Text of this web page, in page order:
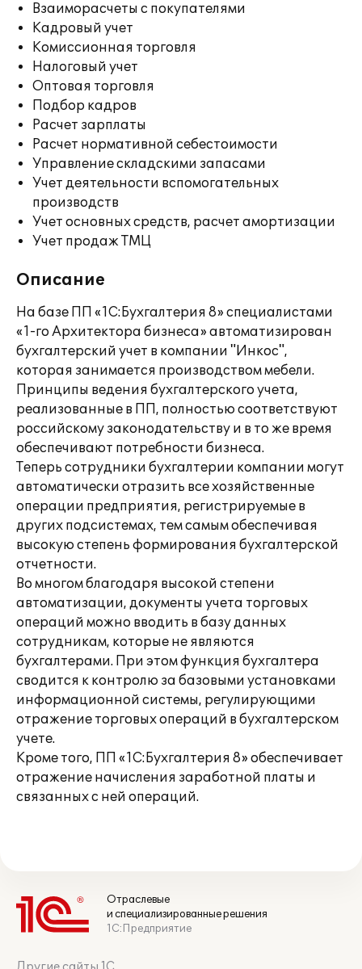
Взаиморасчеты с покупателями
Кадровый учет
Комиссионная торговля
Налоговый учет
Оптовая торговля
Подбор кадров
Расчет зарплаты
Расчет нормативной себестоимости
Управление складскими запасами
Учет деятельности вспомогательных
производств
Учет основных средств, расчет амортизации
Учет продаж ТМЦ
Описание
На базе ПП «1С:Бухгалтерия 8» специалистами
«1-го Архитектора бизнеса» автоматизирован
бухгалтерский учет в компании "Инкос",
которая занимается производством мебели.
Принципы ведения бухгалтерского учета,
реализованные в ПП, полностью соответствуют
российскому законодательству и в то же время
обеспечивают потребности бизнеса.
Теперь сотрудники бухгалтерии компании могут
автоматически отразить все хозяйственные
операции предприятия, регистрируемые в
других подсистемах, тем самым обеспечивая
высокую степень формирования бухгалтерской
отчетности.
Во многом благодаря высокой степени
автоматизации, документы учета торговых
операций можно вводить в базу данных
сотрудникам, которые не являются
бухгалтерами. При этом функция бухгалтера
сводится к контролю за базовыми установками
информационной системы, регулирующими
отражение торговых операций в бухгалтерском
учете.
Кроме того, ПП «1С:Бухгалтерия 8» обеспечивает
отражение начисления заработной платы и
связанных с ней операций.
Отраслевые
и специализированные решения
1С:Предприятие